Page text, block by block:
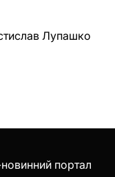
Лупашко
портал